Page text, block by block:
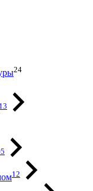
24
13
12